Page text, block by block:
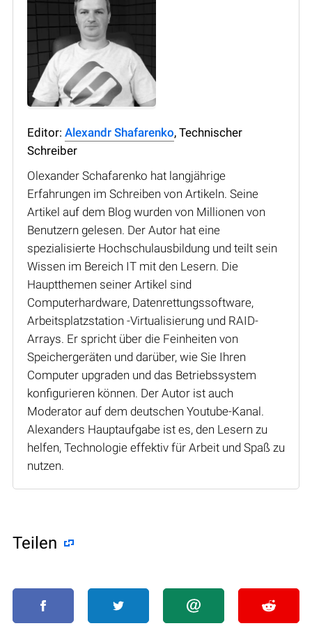
Editor: Alexandr Shafarenko, Technischer
Schreiber
Olexander Schafarenko hat langjährige
Erfahrungen im Schreiben von Artikeln. Seine
Artikel auf dem Blog wurden von Millionen von
Benutzern gelesen. Der Autor hat eine
spezialisierte Hochschulausbildung und teilt sein
Wissen im Bereich IT mit den Lesern. Die
Hauptthemen seiner Artikel sind
Computerhardware, Datenrettungssoftware,
Arbeitsplatzstation -Virtualisierung und RAID-
Arrays. Er spricht über die Feinheiten von
Speichergeräten und darüber, wie Sie Ihren
Computer upgraden und das Betriebssystem
konfigurieren können. Der Autor ist auch
Moderator auf dem deutschen Youtube-Kanal.
Alexanders Hauptaufgabe ist es, den Lesern zu
helfen, Technologie effektiv für Arbeit und Spaß zu
nutzen.
Teilen